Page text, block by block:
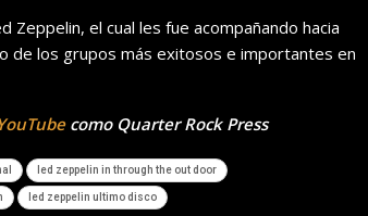
el cual les fue acompañando hacia
de los grupos más exitosos e importantes en
como Quarter Rock Press
led zeppelin in through the out door
led zeppelin ultimo disco